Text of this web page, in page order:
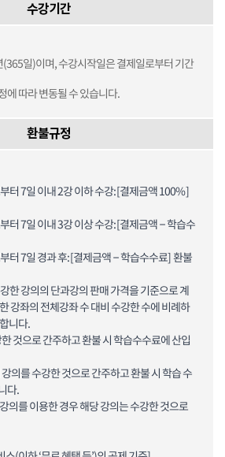
수강기간
일)이며, 수강시작일은 결제일로부터 기간
에 따라 변동될 수 있습니다.
환불규정
터 7일 이내 2강 이하 수강: [결제금액 100%]
터 7일 이내 3강 이상 수강: [결제금액 – 학습수
터 7일 경과 후: [결제금액 – 학습수수료] 환불
한 강의의 단과강의 판매 가격을 기준으로 계
강좌의 전체강좌 수 대비 수강한 수에 비례하
니다.
것으로 간주하고 환불 시 학습수수료에 산입
의를 수강한 것으로 간주하고 환불 시 학습 수
다.
의를 이용한 경우 해당 강의는 수강한 것으로